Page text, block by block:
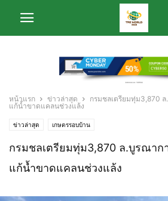
หน้าแรก ข่าวล่าสุด
กรมชลเตรียมทุ่ม3,870
แก้น้ำขาดแคลนช่วงแล้ง
ข่าวล่าสุด เกษตรรอบบ้าน
กรมชลเตรียมทุ่ม3,870 ล.บูรณาก
แก้น้ำขาดแคลนช่วงแล้ง